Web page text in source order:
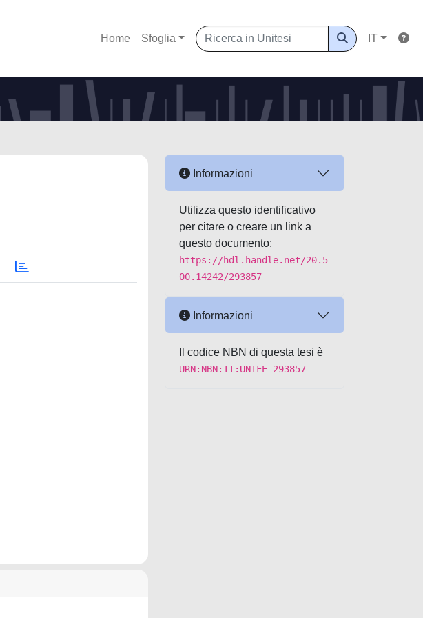
Home Sfoglia IT
Informazioni
Utilizza questo identificativo
per citare o creare un link a
questo documento:
https://hdl.handle.net/20.5
00.14242/293857
Informazioni
Il codice NBN di questa tesi è
URN:NBN:IT:UNIFE-293857